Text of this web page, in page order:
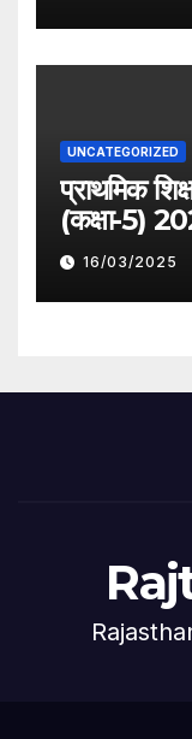
UNCATEGORIZED
प्राथमिक
(कक्षा-5)
16/03/2025